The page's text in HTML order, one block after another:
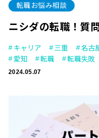
転職お悩み相談
ニシダの転職！質
キャリア 三重 名古
愛知
転職 転職失敗
2024.05.07